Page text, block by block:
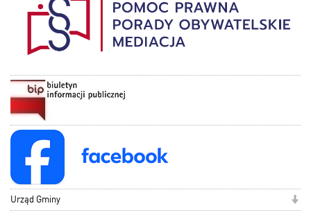
Urząd Gminy